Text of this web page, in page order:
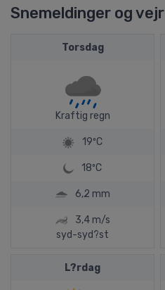
Snemeldinger og vejr
Torsdag
Kraftig regn
19ºC
18ºC
6,2 mm
3,4 m/s
syd-syd?st
L?rdag